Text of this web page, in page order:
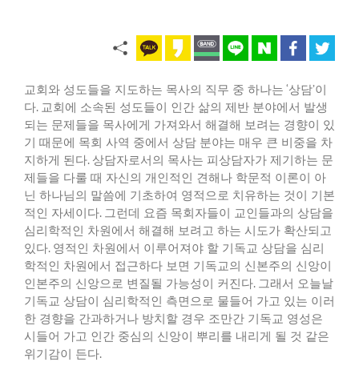
교회와 성도들을 지도하는 목사의 직무 중 하나는 ‘상담’이
다. 교회에 소속된 성도들이 인간 삶의 제반 분야에서 발생
되는 문제들을 목사에게 가져와서 해결해 보려는 경향이 있
기 때문에 목회 사역 중에서 상담 분야는 매우 큰 비중을 차
지하게 된다. 상담자로서의 목사는 피상담자가 제기하는 문
제들을 다룰 때 자신의 개인적인 견해나 학문적 이론이 아
닌 하나님의 말씀에 기초하여 영적으로 치유하는 것이 기본
적인 자세이다. 그런데 요즘 목회자들이 교인들과의 상담을
심리학적인 차원에서 해결해 보려고 하는 시도가 확산되고
있다. 영적인 차원에서 이루어져야 할 기독교 상담을 심리
학적인 차원에서 접근하다 보면 기독교의 신본주의 신앙이
인본주의 신앙으로 변질될 가능성이 커진다. 그래서 오늘날
기독교 상담이 심리학적인 측면으로 물들어 가고 있는 이러
한 경향을 간과하거나 방치할 경우 조만간 기독교 영성은
시들어 가고 인간 중심의 신앙이 뿌리를 내리게 될 것 같은
위기감이 든다.